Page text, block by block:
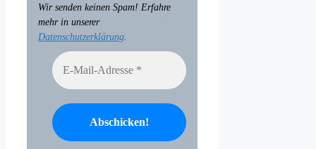
Wir senden keinen Spam! Erfahre
mehr in unserer
Datenschutzerklärung.